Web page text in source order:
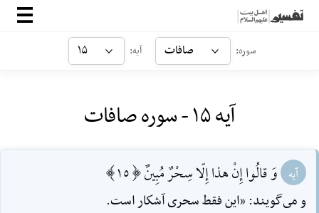
صفحه‌اصلی
ارتباط با ما
سوره: صافات آیه: ۱۵
آیه ۱۵ - سوره صافات
آیه وَ قالُوا إِنْ هذا إِلّا سِحْرٌ مُبِينٌ [15]
و مى‌گويند: «اين فقط سحرى آشكار است.